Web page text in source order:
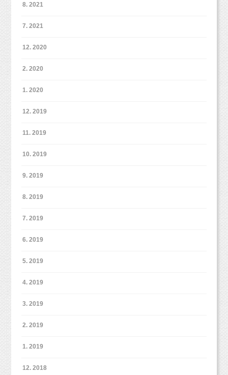
8. 2021
7. 2021
12. 2020
2. 2020
1. 2020
12. 2019
11. 2019
10. 2019
9. 2019
8. 2019
7. 2019
6. 2019
5. 2019
4. 2019
3. 2019
2. 2019
1. 2019
12. 2018